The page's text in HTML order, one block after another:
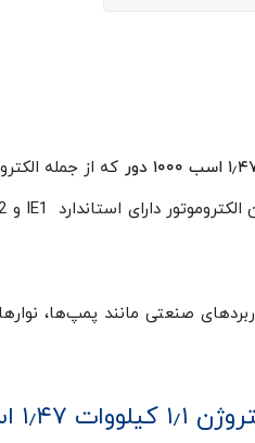
که از جمله
صنعتی مانند پمپ‌ها،
۱۰۰۰ دور